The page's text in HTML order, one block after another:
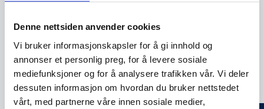
Denne nettsiden anvender cookies
Vi bruker informasjonskapsler for å gi innhold og
annonser et personlig preg, for å levere sosiale
mediefunksjoner og for å analysere trafikken vår. Vi deler
dessuten informasjon om hvordan du bruker nettstedet
vårt, med partnerne våre innen sosiale medier,
Nyhet27.03.2024